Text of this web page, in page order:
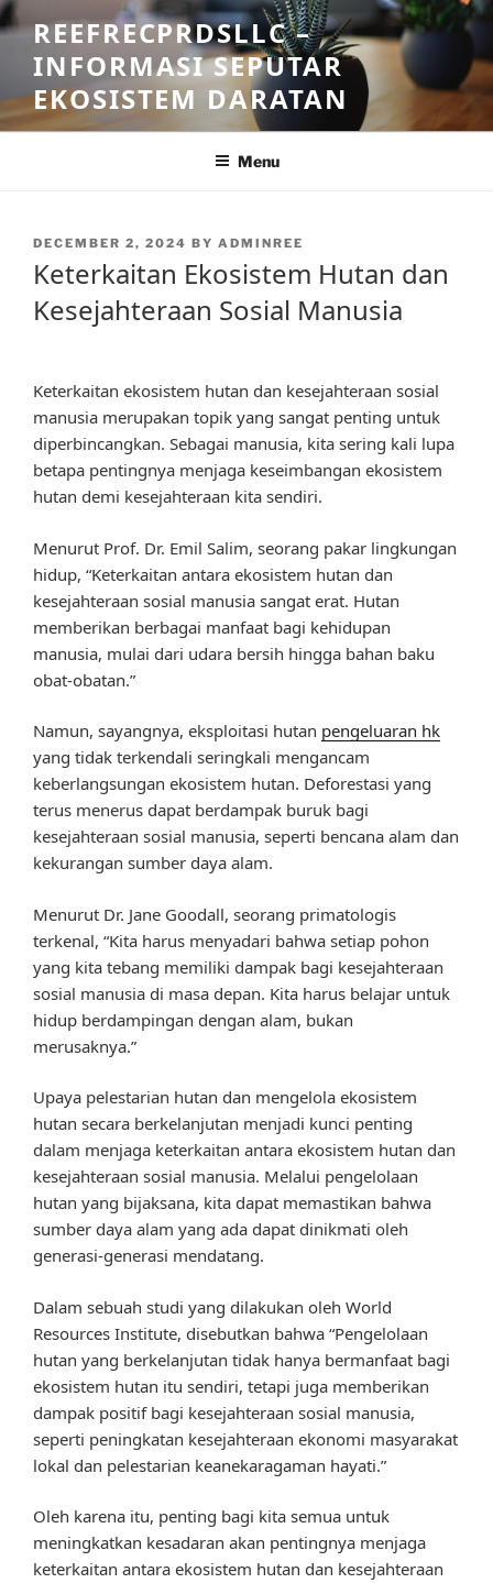
Skip
to
content
REEFRECPRDSLLC –
INFORMASI SEPUTAR
EKOSISTEM DARATAN
Menu
POSTED
DECEMBER 2, 2024 BY ADMINREE
Keterkaitan Ekosistem Hutan dan
Kesejahteraan Sosial Manusia
Keterkaitan ekosistem hutan dan kesejahteraan sosial
manusia merupakan topik yang sangat penting untuk
diperbincangkan. Sebagai manusia, kita sering kali lupa
betapa pentingnya menjaga keseimbangan ekosistem
hutan demi kesejahteraan kita sendiri.
Menurut Prof. Dr. Emil Salim, seorang pakar lingkungan
hidup, “Keterkaitan antara ekosistem hutan dan
kesejahteraan sosial manusia sangat erat. Hutan
memberikan berbagai manfaat bagi kehidupan
manusia, mulai dari udara bersih hingga bahan baku
obat-obatan.”
Namun, sayangnya, eksploitasi hutan pengeluaran hk
yang tidak terkendali seringkali mengancam
keberlangsungan ekosistem hutan. Deforestasi yang
terus menerus dapat berdampak buruk bagi
kesejahteraan sosial manusia, seperti bencana alam dan
kekurangan sumber daya alam.
Menurut Dr. Jane Goodall, seorang primatologis
terkenal, “Kita harus menyadari bahwa setiap pohon
yang kita tebang memiliki dampak bagi kesejahteraan
sosial manusia di masa depan. Kita harus belajar untuk
hidup berdampingan dengan alam, bukan
merusaknya.”
Upaya pelestarian hutan dan mengelola ekosistem
hutan secara berkelanjutan menjadi kunci penting
dalam menjaga keterkaitan antara ekosistem hutan dan
kesejahteraan sosial manusia. Melalui pengelolaan
hutan yang bijaksana, kita dapat memastikan bahwa
sumber daya alam yang ada dapat dinikmati oleh
generasi-generasi mendatang.
Dalam sebuah studi yang dilakukan oleh World
Resources Institute, disebutkan bahwa “Pengelolaan
hutan yang berkelanjutan tidak hanya bermanfaat bagi
ekosistem hutan itu sendiri, tetapi juga memberikan
dampak positif bagi kesejahteraan sosial manusia,
seperti peningkatan kesejahteraan ekonomi masyarakat
lokal dan pelestarian keanekaragaman hayati.”
Oleh karena itu, penting bagi kita semua untuk
meningkatkan kesadaran akan pentingnya menjaga
keterkaitan antara ekosistem hutan dan kesejahteraan